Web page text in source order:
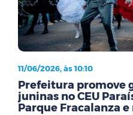
11/06/2026, às 10:10
Prefeitura promove
juninas no CEU
Parque Fracalanza e